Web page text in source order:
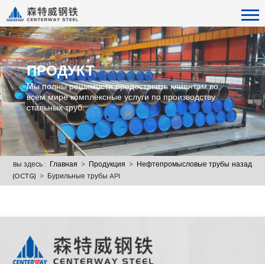
ПРОДУКТ
Мы полны решимости предоставить клиентам во
всем мире комплексные услуги по производству
стальных труб.
назад
вы здесь : Главная > Продукция >
Нефтепромысловые трубы
(OCTG)
> Бурильные трубы API